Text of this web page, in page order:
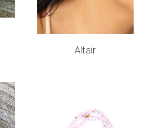
LEER MÁS
Altair